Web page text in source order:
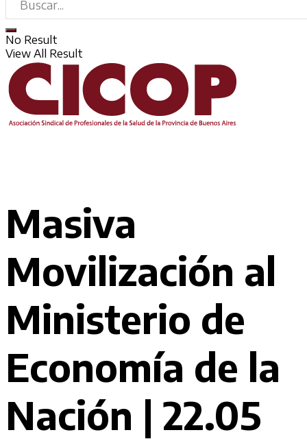
No Result
View All Result
Masiva
Movilización al
Ministerio de
Economía de la
Nación | 22.05